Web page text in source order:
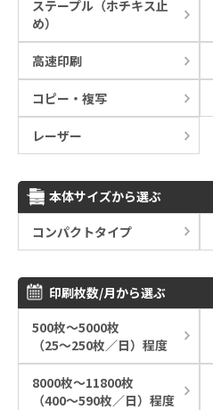
ステープル（ホチキス止
め）
高速印刷
コピー・複写
レーザー
本体サイズから選ぶ
コンパクトタイプ
印刷枚数/月から選ぶ
500枚～5000枚
（25～250枚／日）程度
8000枚～11800枚
（400～590枚／日）程度